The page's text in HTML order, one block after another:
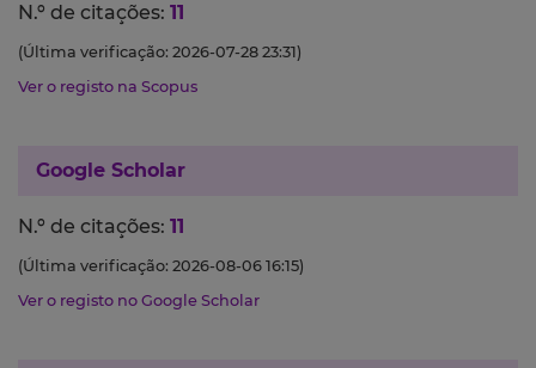
N.º de citações: 11
(Última verificação: 2026-07-28 23:31)
Ver o registo na Scopus
Google Scholar
N.º de citações: 11
(Última verificação: 2026-08-06 16:15)
Ver o registo no Google Scholar